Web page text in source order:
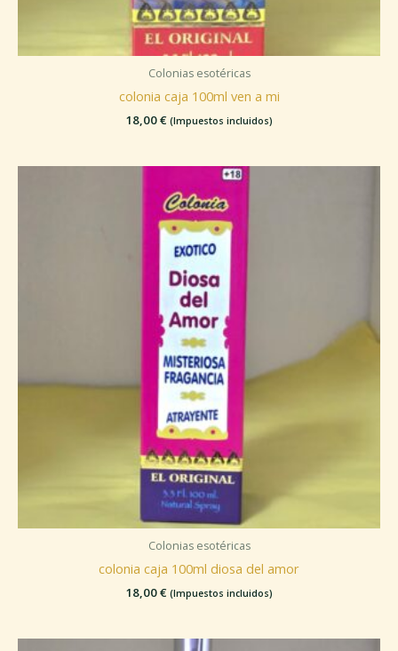
Colonias esotéricas
colonia caja 100ml ven a mi
18,00€ (Impuestos incluidos)
Colonias esotéricas
colonia caja 100ml diosa del amor
18,00€ (Impuestos incluidos)